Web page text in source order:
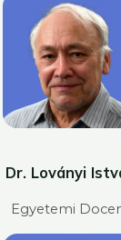
Dr. Loványi
Egyetemi